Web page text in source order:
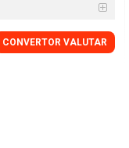
CONVERTOR VALUTAR